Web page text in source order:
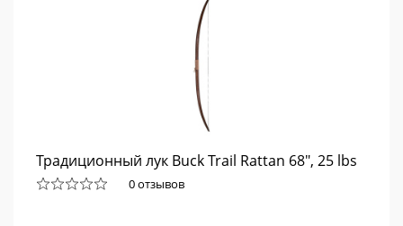
Традиционный лук Buck Trail Rattan 68", 25 lbs
0 отзывов